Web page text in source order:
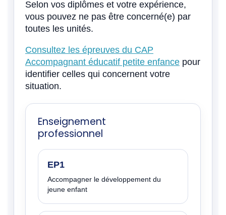
Selon vos diplômes et votre expérience,
vous pouvez ne pas être concerné(e) par
toutes les unités.
Consultez les épreuves du CAP
Accompagnant éducatif petite enfance pour
identifier celles qui concernent votre
situation.
Enseignement
professionnel
EP1
Accompagner le développement du
jeune enfant